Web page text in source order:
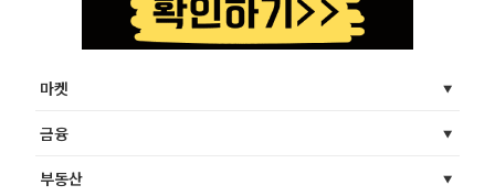
마켓
금융
부동산